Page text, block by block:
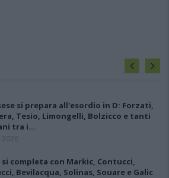
si prepara all'esordio in D: Forzati,
Tesio, Limongelli, Bolzicco e tanti
tra i…
si completa con Markic, Contucci,
Bevilacqua, Solinas, Souare e Galic